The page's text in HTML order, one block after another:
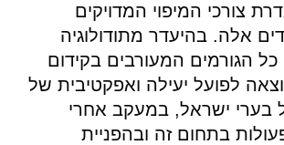
צורכי המיפוי המדויקים
אלה. בהיעדר מתודולוגיה
הגורמים המעורבים בקידום
לפועל יעילה ואפקטיבית של
בערי ישראל, במעקב אחרי
בתחום זה ובהפניית